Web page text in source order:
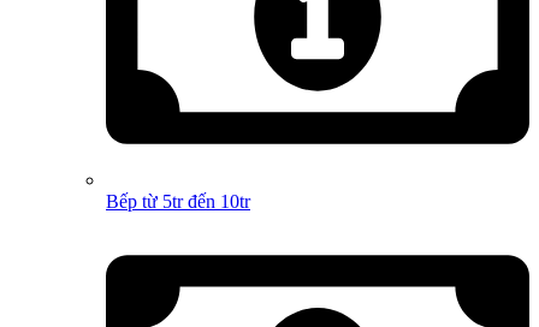
Bếp từ 5tr đến 10tr